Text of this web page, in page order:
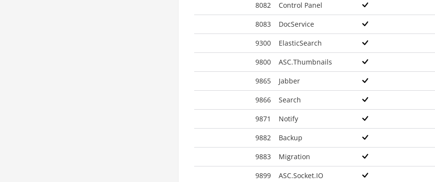
8082 Control Panel
8083 DocService
9300 ElasticSearch
9800 ASC.Thumbnails
9865 Jabber
9866 Search
9871 Notify
9882 Backup
9883 Migration
9899 ASC.Socket.IO